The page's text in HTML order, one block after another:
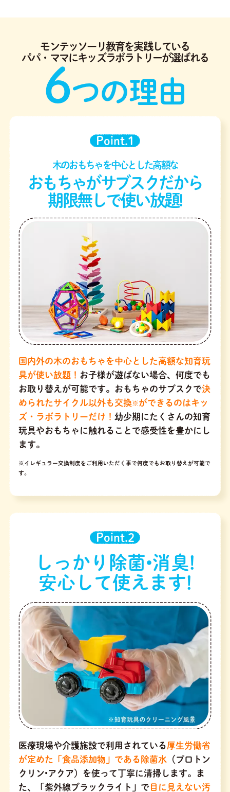
モンテッソーリ教育を実践している
パパ・ママにキッズラボラトリーが選ばれる
6つの理由
Point.1
木のおもちゃを中心とした高額な
おもちゃがサブスクだから
期限無しで使い放題!
国内外の木のおもちゃを中心とした高額な知育玩
具が使い放題！ お子様が遊ばない場合、何度でも
お取り替えが可能です。おもちゃのサブスクで決
められたサイクル以外も交換※ ができるのはキッ
ズ・ラボラトリーだけ！ 幼少期にたくさんの知育
玩具やおもちゃに触れることで感受性を豊かにし
ます。
※イレギュラー交換制度をご利用いただく事で何度でもお取り替えが可能で
す。
Point.2
しっかり除菌•消臭!
安心して使えます!
医療現場や介護施設で利用されている厚生労働省
が定めた「食品添加物」である除菌水 （プロトン
クリン•アクア）を使って丁寧に清掃します。ま
た、「紫外線ブラックライト」で目に見えない汚